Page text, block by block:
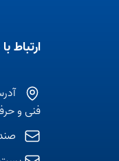
ارتباط
فنی و